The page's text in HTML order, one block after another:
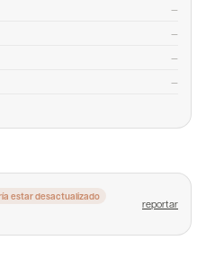
—
—
—
—
estar desactualizado
reportar